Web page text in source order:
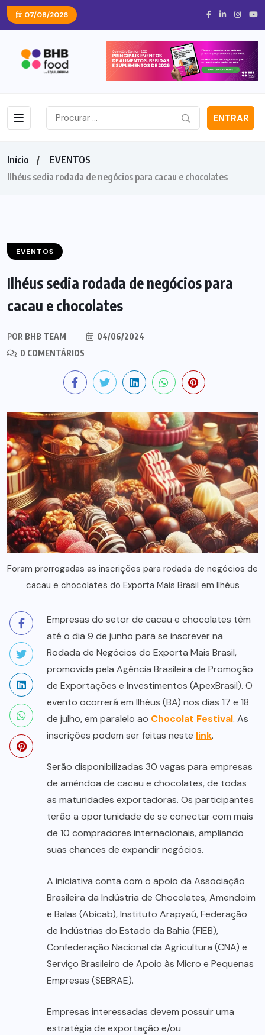
07/08/2026
ENTRAR
Início
EVENTOS
Ilhéus sedia rodada de negócios para cacau e chocolates
EVENTOS
Ilhéus sedia rodada de negócios para
cacau e chocolates
POR BHB TEAM
04/06/2024
0 COMENTÁRIOS
Foram prorrogadas as inscrições para rodada de negócios de
cacau e chocolates do Exporta Mais Brasil em Ilhéus
Empresas do setor de cacau e chocolates têm
até o dia 9 de junho para se inscrever na
Rodada de Negócios do Exporta Mais Brasil,
promovida pela Agência Brasileira de Promoção
de Exportações e Investimentos (ApexBrasil). O
evento ocorrerá em Ilhéus (BA) nos dias 17 e 18
de julho, em paralelo ao Chocolat Festival. As
inscrições podem ser feitas neste link.
Serão disponibilizadas 30 vagas para empresas
de amêndoa de cacau e chocolates, de todas
as maturidades exportadoras. Os participantes
terão a oportunidade de se conectar com mais
de 10 compradores internacionais, ampliando
suas chances de expandir negócios.
A iniciativa conta com o apoio da Associação
Brasileira da Indústria de Chocolates, Amendoim
e Balas (Abicab), Instituto Arapyaú, Federação
de Indústrias do Estado da Bahia (FIEB),
Confederação Nacional da Agricultura (CNA) e
Serviço Brasileiro de Apoio às Micro e Pequenas
Empresas (SEBRAE).
Empresas interessadas devem possuir uma
estratégia de exportação e/ou